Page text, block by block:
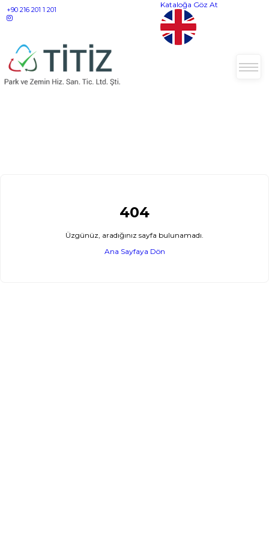
+90 216 201 1 201
Kataloğa Göz At
404
Üzgünüz, aradığınız sayfa bulunamadı.
Ana Sayfaya Dön